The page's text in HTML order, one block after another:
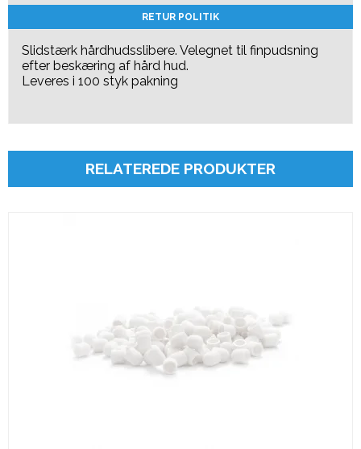
RETUR POLITIK
Slidstærk hårdhudsslibere. Velegnet til finpudsning
efter beskæring af hård hud.
Leveres i 100 styk pakning
RELATEREDE PRODUKTER